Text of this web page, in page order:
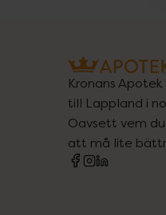
Kronans
till Lappland i
Oavsett vem
att må lite